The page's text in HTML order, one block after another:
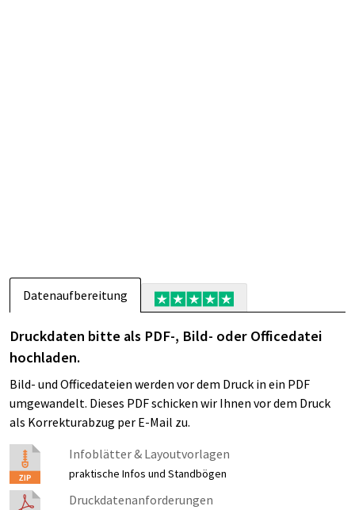
Datenaufbereitung
Druckdaten bitte als PDF-, Bild- oder Officedatei
hochladen.
Bild- und Officedateien werden vor dem Druck in ein PDF
umgewandelt. Dieses PDF schicken wir Ihnen vor dem Druck
als Korrekturabzug per E-Mail zu.
Infoblätter & Layoutvorlagen
praktische Infos und Standbögen
Druckdatenanforderungen